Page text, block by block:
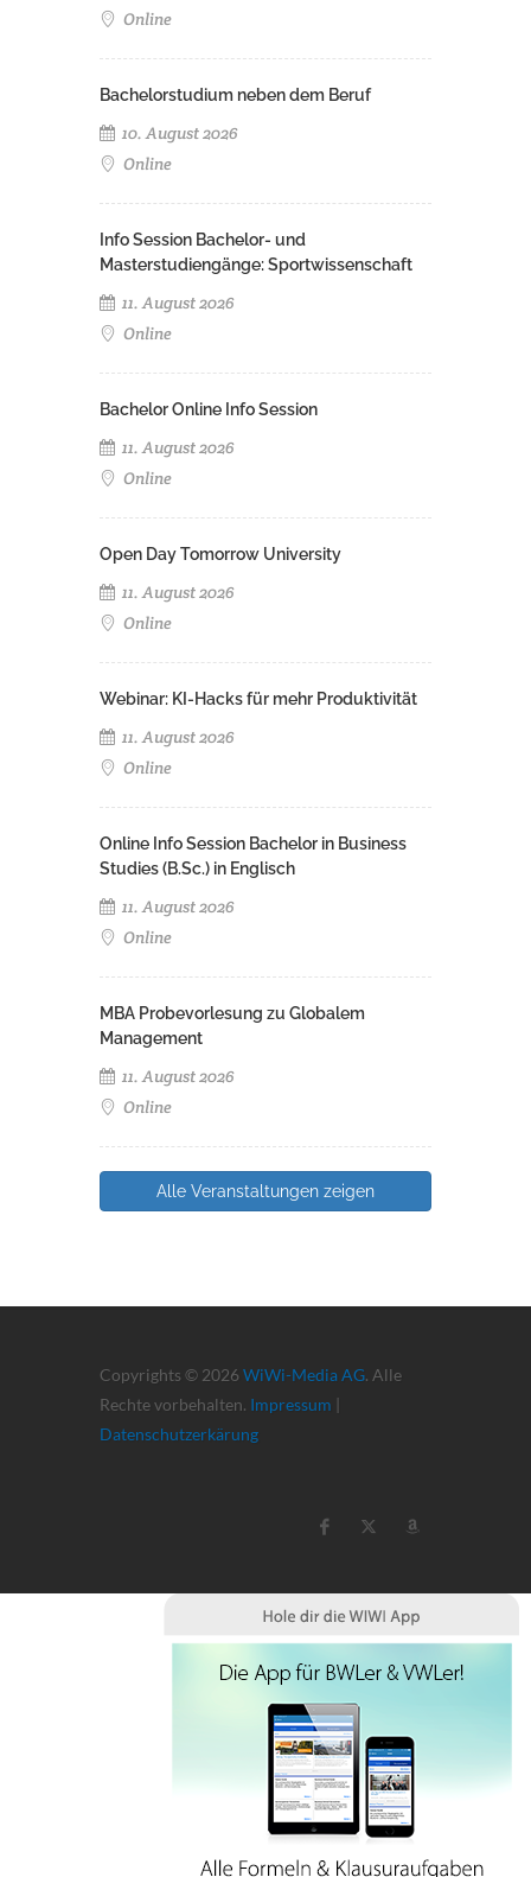
Online
Bachelorstudium neben dem Beruf
10. August 2026
Online
Info Session Bachelor- und
Masterstudiengänge: Sportwissenschaft
11. August 2026
Online
Bachelor Online Info Session
11. August 2026
Online
Open Day Tomorrow University
11. August 2026
Online
Webinar: KI-Hacks für mehr Produktivität
11. August 2026
Online
Online Info Session Bachelor in Business
Studies (B.Sc.) in Englisch
11. August 2026
Online
MBA Probevorlesung zu Globalem
Management
11. August 2026
Online
Alle Veranstaltungen zeigen
Copyrights © 2026 WiWi-Media AG. Alle
Rechte vorbehalten. Impressum |
Datenschutzerkärung